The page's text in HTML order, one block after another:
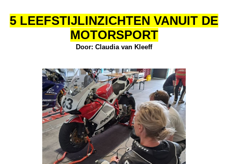
5 LEEFSTIJLINZICHTEN VANUIT DE
MOTORSPORT
Door: Claudia van Kleeff